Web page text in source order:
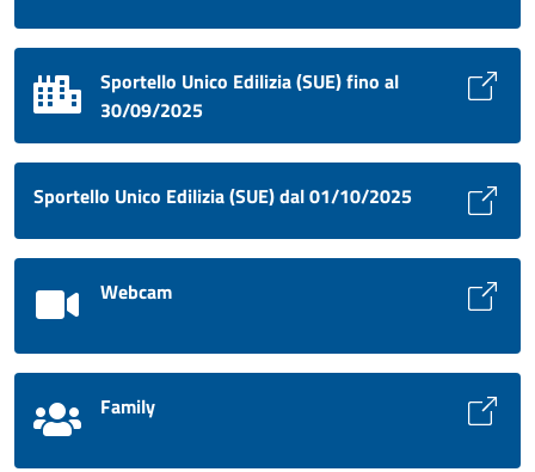
Sportello Unico Edilizia (SUE) fino al
30/09/2025
Sportello Unico Edilizia (SUE) dal 01/10/2025
Webcam
Family